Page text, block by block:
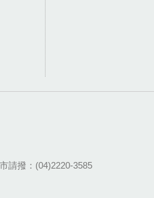
請撥：(04)2220-3585